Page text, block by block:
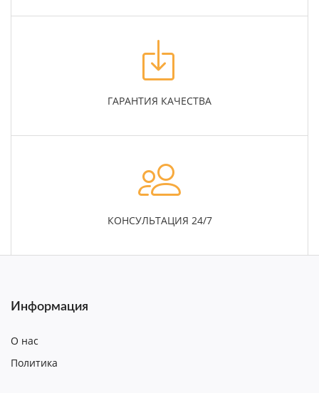
ГАРАНТИЯ КАЧЕСТВА
КОНСУЛЬТАЦИЯ 24/7
Информация
О нас
Политика